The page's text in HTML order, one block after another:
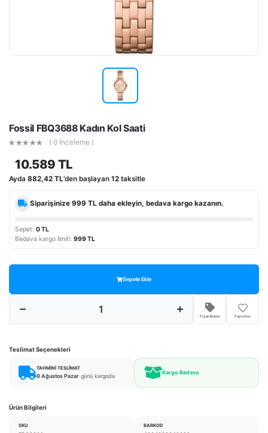
Fossil FBQ3688 Kadın Kol Saati
( 0 İnceleme )
10.589 TL
Ayda 882,42 TL’den başlayan 12 taksitle
Siparişinize999 TL daha ekleyin, bedava kargo kazanın.
Sepet: 0 TL
Bedava kargo limiti: 999 TL
Sepete Ekle
Fiyat Alarmı Favoriler
Teslimat Seçenekleri
TAHMINI TESLIMAT
9 Ağustos Pazar günü kargoda
Kargo Bedava
Ürün Bilgileri
SKU BARKOD